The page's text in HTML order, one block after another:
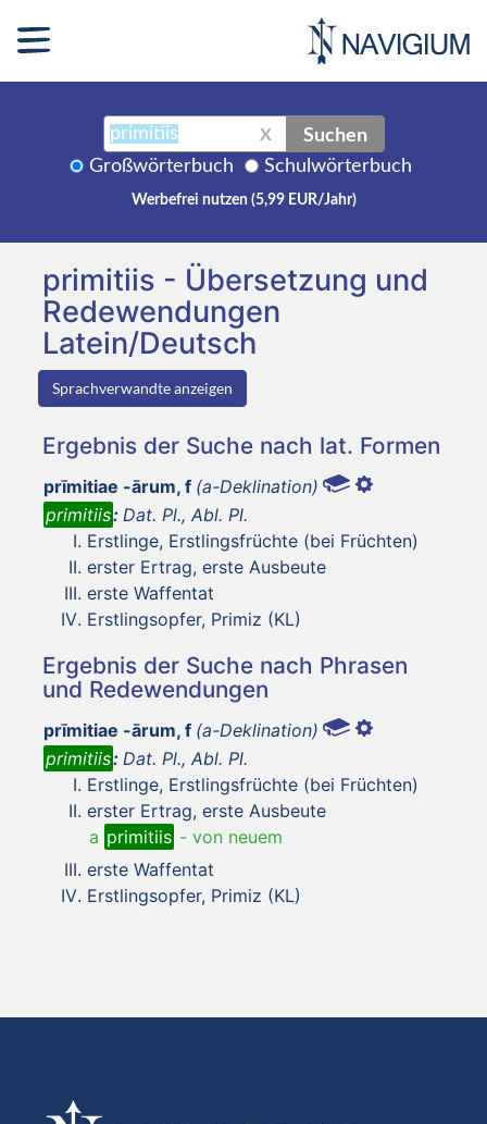
X Suchen
Großwörterbuch Schulwörterbuch
Werbefrei nutzen (5,99 EUR/Jahr)
primitiis - Übersetzung und
Redewendungen
Latein/Deutsch
Sprachverwandte anzeigen
Ergebnis der Suche nach lat. Formen
prīmitiae -ārum, f (a-Deklination)
primitiis: Dat. Pl., Abl. Pl.
Erstlinge, Erstlingsfrüchte (bei Früchten)
erster Ertrag, erste Ausbeute
erste Waffentat
Erstlingsopfer, Primiz (KL)
Ergebnis der Suche nach Phrasen
und Redewendungen
prīmitiae -ārum, f (a-Deklination)
primitiis: Dat. Pl., Abl. Pl.
Erstlinge, Erstlingsfrüchte (bei Früchten)
erster Ertrag, erste Ausbeute
a primitiis - von neuem
erste Waffentat
Erstlingsopfer, Primiz (KL)